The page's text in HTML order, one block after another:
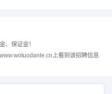
、保证金！
www.wotuodanle.cn上看到该招聘信息